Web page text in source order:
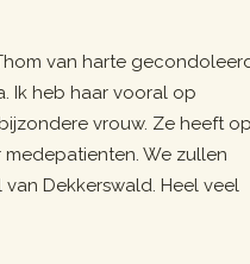
van harte
Ik heb haar vooral op
vrouw. Ze heeft
We zullen
Dekkerswald. Heel veel